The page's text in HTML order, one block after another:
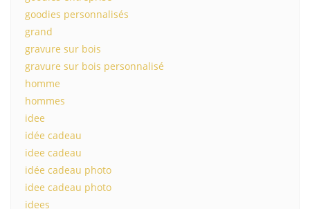
goodies personnalisés
grand
gravure sur bois
gravure sur bois personnalisé
homme
hommes
idee
idée cadeau
idee cadeau
idée cadeau photo
idee cadeau photo
idees